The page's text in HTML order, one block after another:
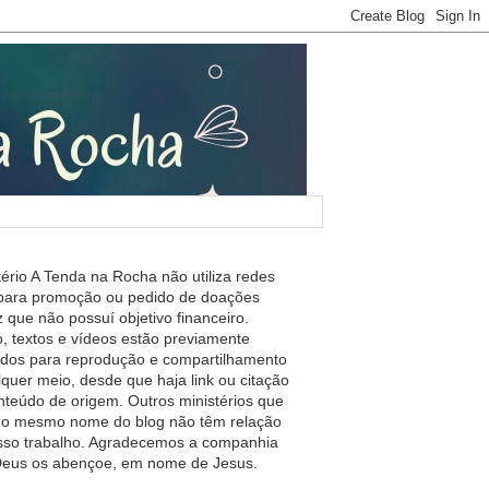
A Tenda na Rocha não utiliza redes
promoção ou pedido de doações
que não possuí objetivo financeiro.
textos e vídeos estão previamente
para reprodução e compartilhamento
meio, desde que haja link ou citação
de origem. Outros ministérios que
mesmo nome do blog não têm relação
trabalho. Agradecemos a companhia
os abençoe, em nome de Jesus.